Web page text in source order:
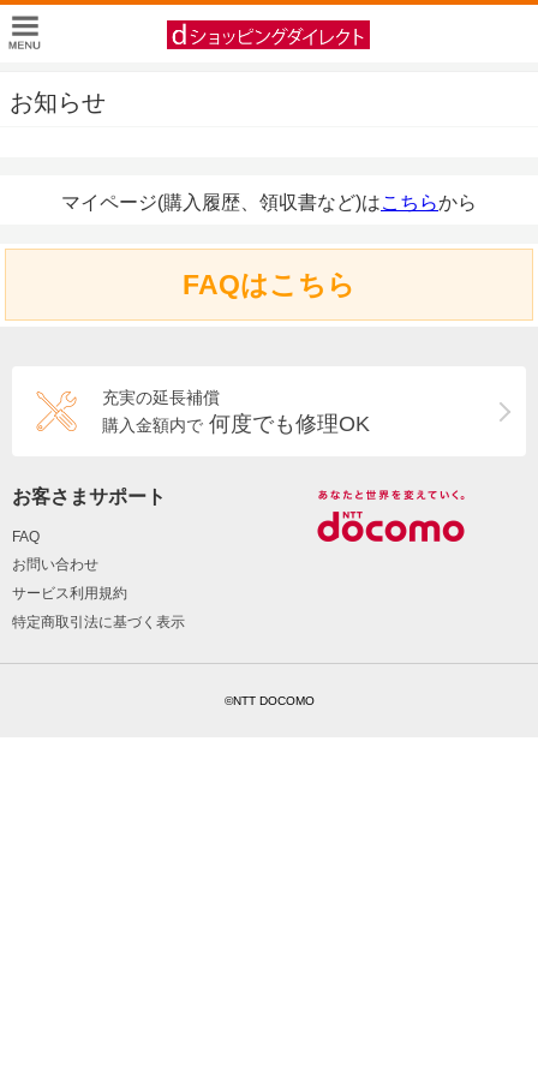
お知らせ
マイページ(購入履歴、領収書など)はこちらから
FAQはこちら
充実の延長補償
購入金額内で 何度でも修理OK
お客さまサポート
FAQ
お問い合わせ
サービス利用規約
特定商取引法に基づく表示
©NTT DOCOMO